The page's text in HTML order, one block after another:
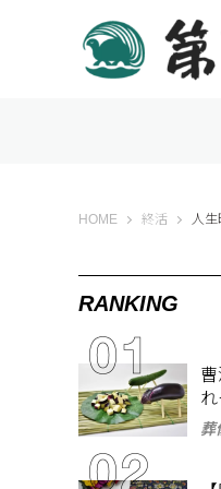
HOME 第三人生 〜寄
終活 人
RANKING
葬